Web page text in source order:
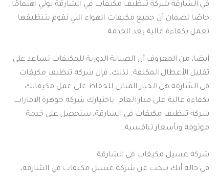
في الشارقة شركة تنظيف مكيفات في الشارقة نولي اهتمامًا
خاصًا لضمان أن جميع مكيفات الهواء التي نقوم بتنظيفها
تعمل بكفاءة عالية بعد الخدمة.
أيضا، من المعروف أن الصيانة الدورية للمكيفات تساعد على
تقليل الأعطال المكلفة. لذلك، فإن شركة تنظيف مكيفات
في الشارقة هي الخيار المثالي للحفاظ على عمل مكيفاتك
بكفاءة عالية على مدار العام. باختيارك شركة جوهرة الامارات
شركة تنظيف مكيفات في الشارقة، ستحصل على خدمة
موثوقة وبأسعار تنافسية.
شركة غسيل مكيفات في الشارقة
في حالة أنك تبحث عن شركة غسيل مكيفات في الشارقة،